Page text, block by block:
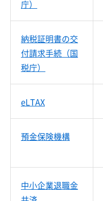
庁）
納税証明書の交
付請求手続（国
税庁）
eLTAX
預金保険機構
中小企業退職金